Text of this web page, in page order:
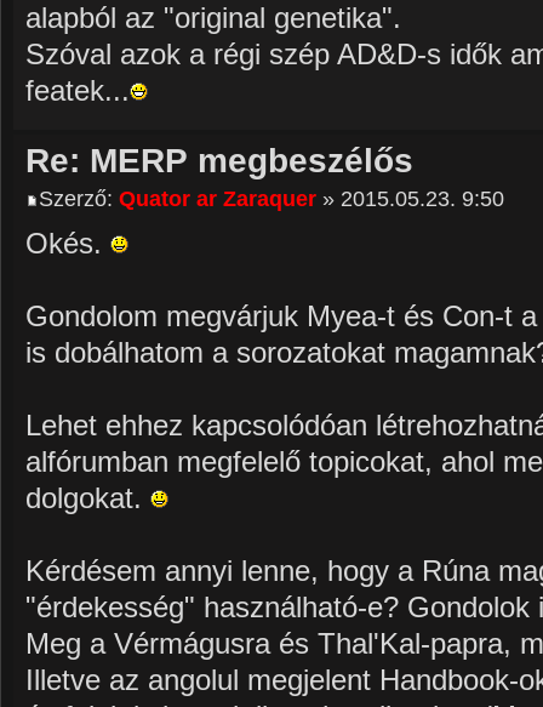
alapból az "original genetika".
Szóval azok a régi szép AD&D-s idők
featek...
Re: MERP megbeszélős
Szerző: Quator ar Zaraquer » 2015.05.23. 9:50
Okés.
Gondolom megvárjuk Myea-t és Con-t
is dobálhatom a sorozatokat
Lehet ehhez kapcsolódóan
alfórumban megfelelő topicokat, ahol
dolgokat.
Kérdésem annyi lenne, hogy a Rúna
"érdekesség" használható-e?
Meg a Vérmágusra és Thal'Kal-papra,
Illetve az angolul megjelent Handbook-